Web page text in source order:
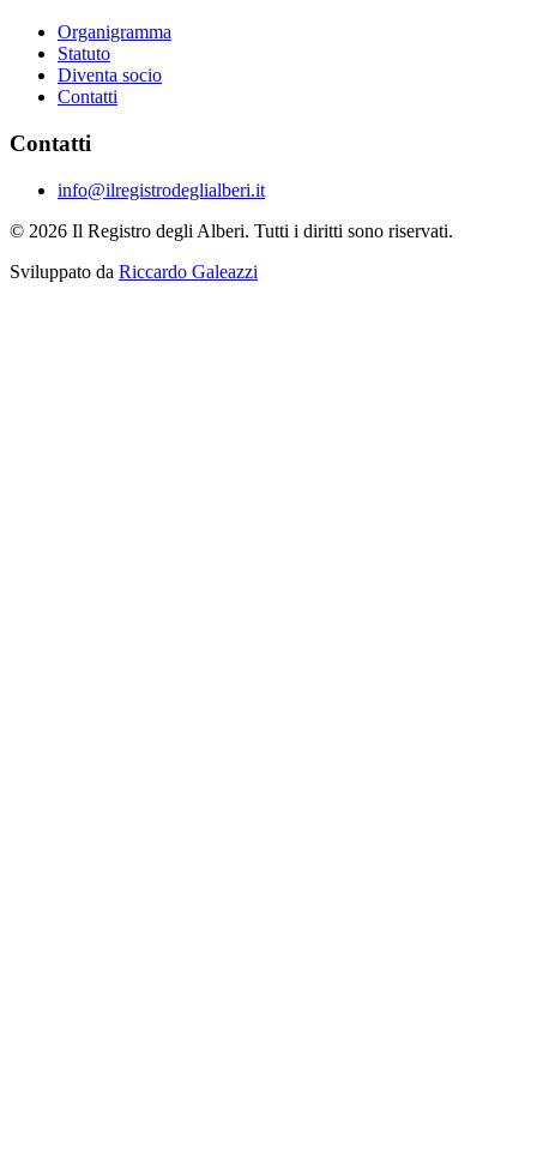
Organigramma
Statuto
Diventa socio
Contatti
Contatti
info@ilregistrodeglialberi.it
© 2026 Il Registro degli Alberi. Tutti i diritti sono riservati.
Sviluppato da Riccardo Galeazzi